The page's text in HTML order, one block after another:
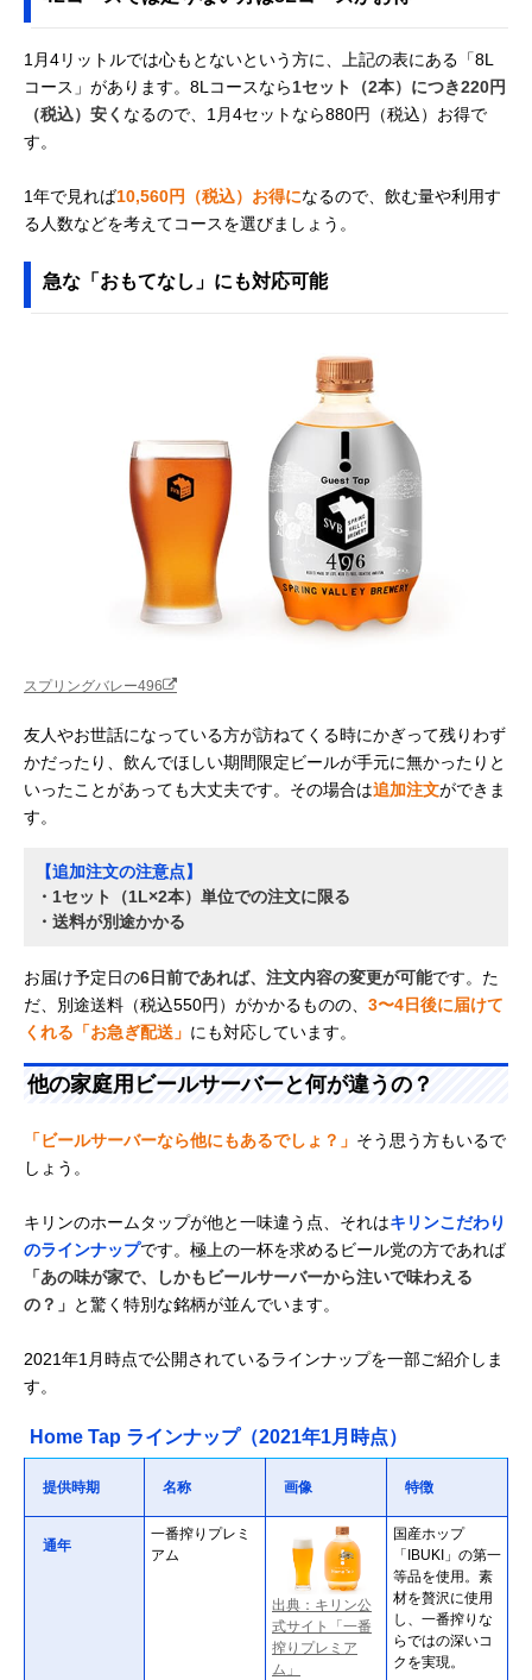
1月4リットルでは心もとないという方に、上記の表にある「8L
コース」があります。8Lコースなら1セット（2本）につき220円
（税込）安く なるので、1月4セットなら880円（税込）お得で
す。
1年で見れば10,560円（税込）お得になるので、飲む量や利用す
る人数などを考えてコースを選びましょう。
急な「おもてなし」にも対応可能
スプリングバレー496
友人やお世話になっている方が訪ねてくる時にかぎって残りわず
かだったり、飲んでほしい期間限定ビールが手元に無かったりと
いったことがあっても大丈夫です。その場合は追加注文ができま
す。
【追加注文の注意点】
・1セット（1L×2本）単位での注文に限る
・送料が別途かかる
お届け予定日の6日前であれば、注文内容の変更が可能です。た
だ、別途送料（税込550円）がかかるものの、 3〜4日後に届けて
くれる「お急ぎ配送」 にも対応しています。
他の家庭用ビールサーバーと何が違うの？
「ビールサーバーなら他にもあるでしょ？」 そう思う方もいるで
しょう。
キリンのホームタップが他と一味違う点、それはキリンこだわり
のラインナップです。極上の一杯を求めるビール党の方であれば
「あの味が家で、しかもビールサーバーから注いで味わえる
の？」 と驚く特別な銘柄が並んでいます。
2021年1月時点で公開されているラインナップを一部ご紹介しま
す。
Home Tap ラインナップ（2021年1月時点）
提供時期 名称 画像 特徴
通年
一番搾りプレミ
アム
出典：キリン公
式サイト「一番
搾りプレミア
ム」
国産ホップ
「IBUKI」の第一
等品を使用。素
材を贅沢に使用
し、一番搾りな
らではの深いコ
クを実現。